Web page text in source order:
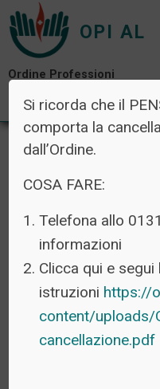
OPI AL
Ordine Professioni
Infermieristiche di
Si ricorda che il
comporta la
dall’Ordine.
COSA FARE:
Telefona allo
informazioni
Clicca qui e segui
istruzioni https://
content/uploads/
cancellazione.pdf